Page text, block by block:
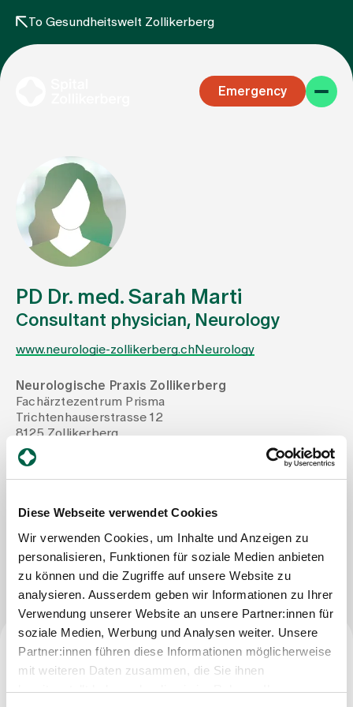
Diese Webseite verwendet Cookies
Wir verwenden Cookies, um Inhalte und Anzeigen zu
personalisieren, Funktionen für soziale Medien anbieten
zu können und die Zugriffe auf unsere Website zu
analysieren. Ausserdem geben wir Informationen zu Ihrer
Verwendung unserer Website an unsere Partner:innen für
soziale Medien, Werbung und Analysen weiter. Unsere
Partner:innen führen diese Informationen möglicherweise
mit weiteren Daten zusammen, die Sie ihnen
bereitgestellt haben oder die sie im Rahmen Ihrer
To Gesundheitswelt Zollikerberg
Emergency
Specialist areas
Stay
Assigning
Latest news
Jobs & Career
Contact us
Blog
PD Dr. med. Sarah Marti
Consultant physician, Neurology
www.neurologie-zollikerberg.chNeurology
Neurologische Praxis Zollikerberg
Fachärztezentrum Prisma
Trichtenhauserstrasse 12
8125 Zollikerberg
Tel
Mail
Write Message
Specialist title